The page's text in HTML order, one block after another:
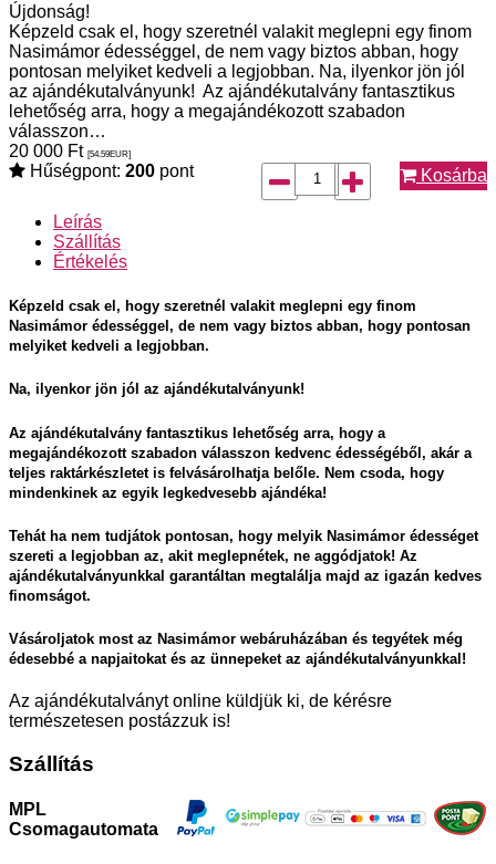
Újdonság!
Képzeld csak el, hogy szeretnél valakit meglepni egy finom
Nasimámor édességgel, de nem vagy biztos abban, hogy
pontosan melyiket kedveli a legjobban. Na, ilyenkor jön jól
az ajándékutalványunk! Az ajándékutalvány fantasztikus
lehetőség arra, hogy a megajándékozott szabadon
válasszon…
20 000 Ft [54.59EUR]
Hűségpont: 200 pont Kosárba
Leírás
Szállítás
Értékelés
Képzeld csak el, hogy szeretnél valakit meglepni egy finom
Nasimámor édességgel, de nem vagy biztos abban, hogy pontosan
melyiket kedveli a legjobban.
Na, ilyenkor jön jól az ajándékutalványunk!
Az ajándékutalvány fantasztikus lehetőség arra, hogy a
megajándékozott szabadon válasszon kedvenc édességéből, akár a
teljes raktárkészletet is felvásárolhatja belőle. Nem csoda, hogy
mindenkinek az egyik legkedvesebb ajándéka!
Tehát ha nem tudjátok pontosan, hogy melyik Nasimámor édességet
szereti a legjobban az, akit meglepnétek, ne aggódjatok! Az
ajándékutalványunkkal garantáltan megtalálja majd az igazán kedves
finomságot.
Vásároljatok most az Nasimámor webáruházában és tegyétek még
édesebbé a napjaitokat és az ünnepeket az ajándékutalványunkkal!
Az ajándékutalványt online küldjük ki, de kérésre
természetesen postázzuk is!
Szállítás
MPL
Csomagautomata